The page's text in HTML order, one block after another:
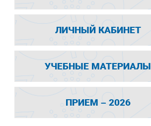
ЛИЧНЫЙ КАБИНЕТ
УЧЕБНЫЕ МАТЕРИАЛЫ
ПРИЕМ – 2026